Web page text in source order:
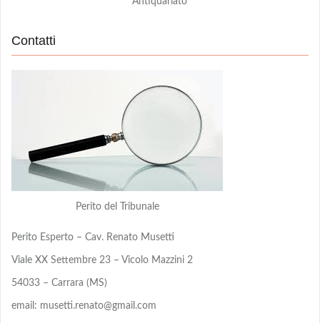
Contatti
Perito del Tribunale
Perito Esperto – Cav. Renato Musetti
Viale XX Settembre 23 – Vicolo Mazzini 2
54033 – Carrara (MS)
email: musetti.renato@gmail.com